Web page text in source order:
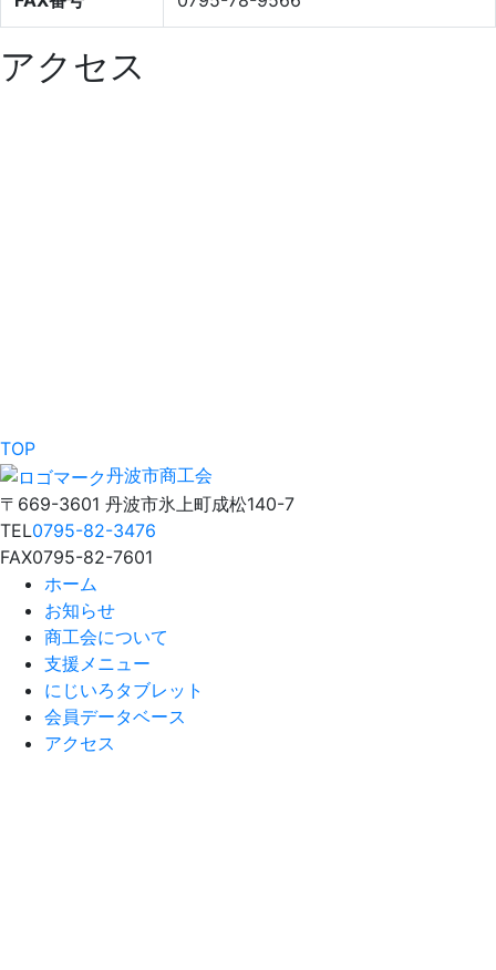
アクセス
TOP
丹波市商工会
〒669-3601 丹波市氷上町成松140-7
TEL0795-82-3476
FAX0795-82-7601
ホーム
お知らせ
商工会について
支援メニュー
にじいろタブレット
会員データベース
アクセス